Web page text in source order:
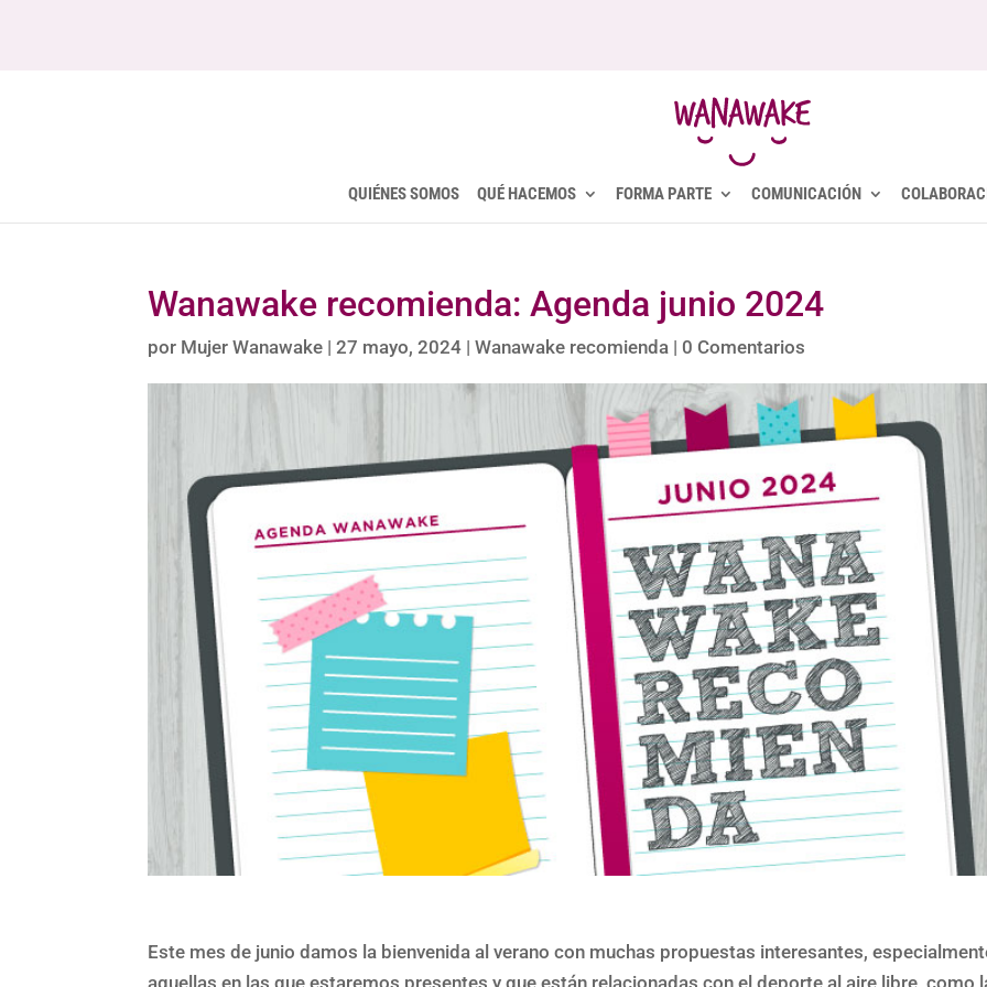
QUIÉNES SOMOS QUÉ HACEMOS FORMA PARTE COMUNICACIÓN
Wanawake recomienda: Agenda junio 2024
por Mujer Wanawake |27 mayo, 2024 |Wanawake recomienda | 0 Comentarios
Este mes de junio damos la bienvenida al verano con muchas propuestas interesantes,